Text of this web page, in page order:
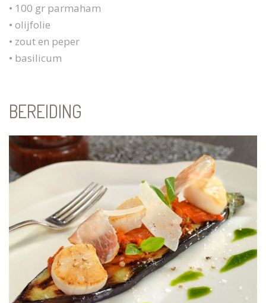
• 100 gr parmaham
• olijfolie
• zout en peper
• basilicum
BEREIDING